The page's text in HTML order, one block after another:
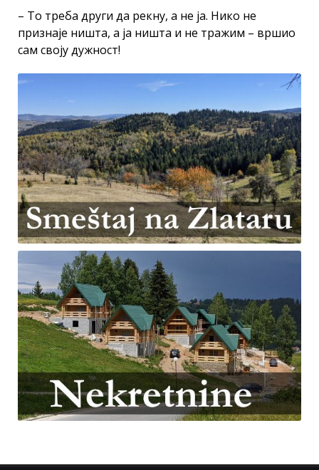
– То треба други да рекну, а не ја. Нико не
признаје ништа, а ја ништа и не тражим – вршио
сам своју дужност!